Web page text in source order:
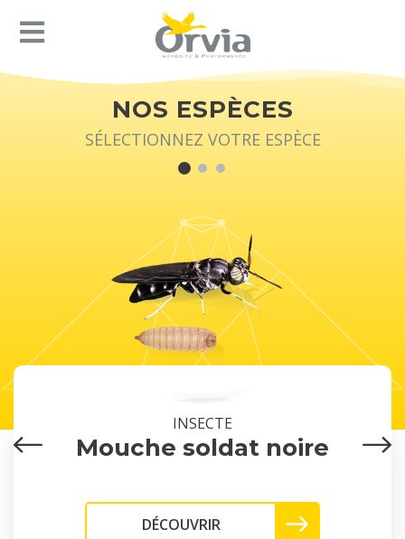
NOS ESPÈCES
SÉLECTIONNEZ VOTRE ESPÈCE
INSECTE
Mouche soldat noire
DÉCOUVRIR